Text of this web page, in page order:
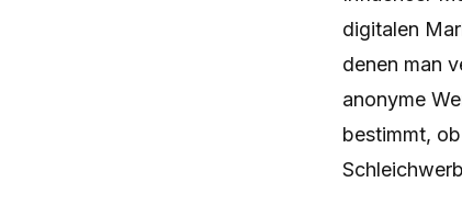
digitalen
denen man
anonyme
bestimmt,